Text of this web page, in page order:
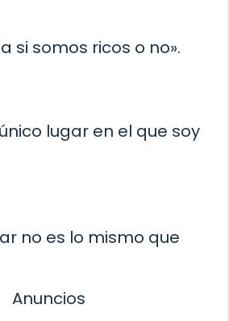
si somos ricos o no».
lugar en el que soy
no es lo mismo que
Anuncios